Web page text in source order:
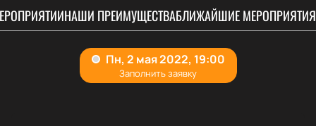
НАШИ ПРЕИМУЩЕСТВАБЛИЖАЙШИЕ МЕРОПРИЯТИЯ